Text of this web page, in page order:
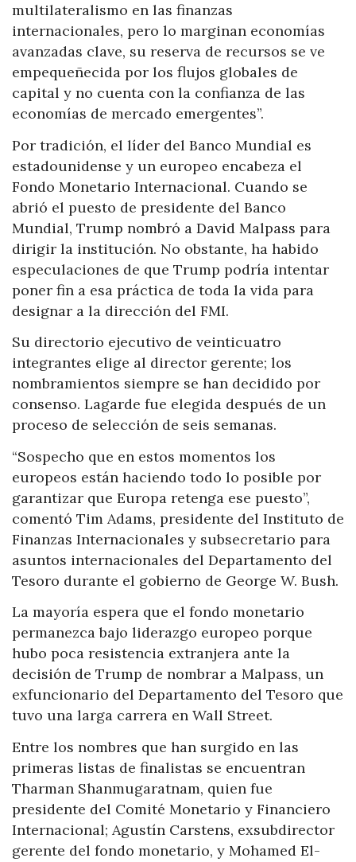
multilateralismo en las finanzas
internacionales, pero lo marginan economías
avanzadas clave, su reserva de recursos se ve
empequeñecida por los flujos globales de
capital y no cuenta con la confianza de las
economías de mercado emergentes”.
Por tradición, el líder del Banco Mundial es
estadounidense y un europeo encabeza el
Fondo Monetario Internacional. Cuando se
abrió el puesto de presidente del Banco
Mundial, Trump nombró a David Malpass para
dirigir la institución. No obstante, ha habido
especulaciones de que Trump podría intentar
poner fin a esa práctica de toda la vida para
designar a la dirección del FMI.
Su directorio ejecutivo de veinticuatro
integrantes elige al director gerente; los
nombramientos siempre se han decidido por
consenso. Lagarde fue elegida después de un
proceso de selección de seis semanas.
“Sospecho que en estos momentos los
europeos están haciendo todo lo posible por
garantizar que Europa retenga ese puesto”,
comentó Tim Adams, presidente del Instituto de
Finanzas Internacionales y subsecretario para
asuntos internacionales del Departamento del
Tesoro durante el gobierno de George W. Bush.
La mayoría espera que el fondo monetario
permanezca bajo liderazgo europeo porque
hubo poca resistencia extranjera ante la
decisión de Trump de nombrar a Malpass, un
exfuncionario del Departamento del Tesoro que
tuvo una larga carrera en Wall Street.
Entre los nombres que han surgido en las
primeras listas de finalistas se encuentran
Tharman Shanmugaratnam, quien fue
presidente del Comité Monetario y Financiero
Internacional; Agustín Carstens, exsubdirector
gerente del fondo monetario, y Mohamed El-